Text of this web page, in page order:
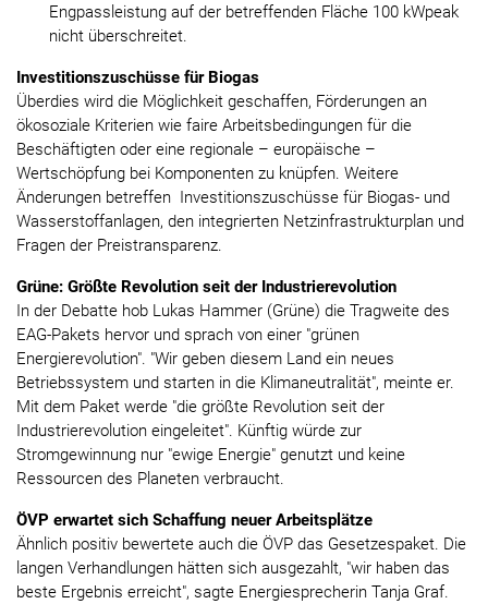
Engpassleistung auf der betreffenden Fläche 100 kWpeak
nicht überschreitet.
Investitionszuschüsse für Biogas
Überdies wird die Möglichkeit geschaffen, Förderungen an
ökosoziale Kriterien wie faire Arbeitsbedingungen für die
Beschäftigten oder eine regionale – europäische –
Wertschöpfung bei Komponenten zu knüpfen. Weitere
Änderungen betreffen Investitionszuschüsse für Biogas- und
Wasserstoffanlagen, den integrierten Netzinfrastrukturplan und
Fragen der Preistransparenz.
Grüne: Größte Revolution seit der Industrierevolution
In der Debatte hob Lukas Hammer (Grüne) die Tragweite des
EAG-Pakets hervor und sprach von einer "grünen
Energierevolution". "Wir geben diesem Land ein neues
Betriebssystem und starten in die Klimaneutralität", meinte er.
Mit dem Paket werde "die größte Revolution seit der
Industrierevolution eingeleitet". Künftig würde zur
Stromgewinnung nur "ewige Energie" genutzt und keine
Ressourcen des Planeten verbraucht.
ÖVP erwartet sich Schaffung neuer Arbeitsplätze
Ähnlich positiv bewertete auch die ÖVP das Gesetzespaket. Die
langen Verhandlungen hätten sich ausgezahlt, "wir haben das
beste Ergebnis erreicht", sagte Energiesprecherin Tanja Graf.